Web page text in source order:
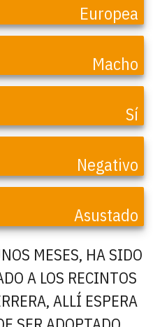
Europea
Macho
Sí
Negativo
Asustado
MESES, HA SIDO
A LOS RECINTOS
ALLÍ ESPERA